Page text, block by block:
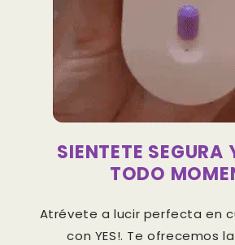
SIENTETE SEGURA
TODO
Atrévete a lucir perfecta en
con YES!. Te ofrecemos